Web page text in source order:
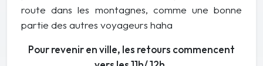
route dans les montagnes, comme une bonne
partie des autres voyageurs haha
Pour revenir en ville, les retours commencent